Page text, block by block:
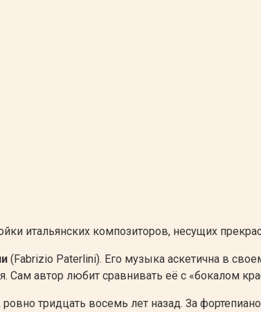
итальянских композиторов, несущих
(Fabrizio Paterlini). Его музыка аскетична в
Сам автор любит сравнивать её с «бокалом
тридцать восемь лет назад. За